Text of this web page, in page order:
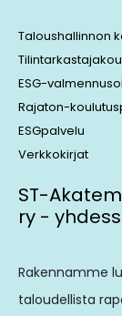
Taloushallinnon
ESG-
Rajaton-
ESGpalvelu
Verkkokirjat
ST-
ry -
Rakennamme
taloudellista